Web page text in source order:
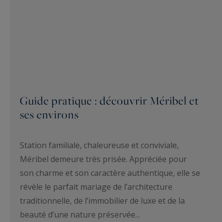
Guide pratique : découvrir Méribel et
ses environs
Station familiale, chaleureuse et conviviale,
Méribel demeure très prisée. Appréciée pour
son charme et son caractère authentique, elle se
révèle le parfait mariage de l’architecture
traditionnelle, de l’immobilier de luxe et de la
beauté d’une nature préservée...